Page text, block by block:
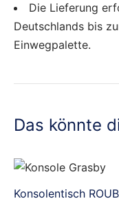
Die Lieferung
Deutschlands bis
Einwegpalette.
Das könnte
Konsolentisch